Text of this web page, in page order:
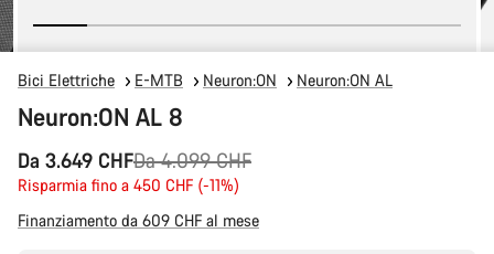
Bici Elettriche E-MTB Neuron:ON Neuron:ON AL
Neuron:ON AL 8
Da 3.649 CHF
Prezzo
originale
Da 4.099 CHF
Risparmia fino a 450 CHF (-11%)
Finanziamento da 609 CHF al mese